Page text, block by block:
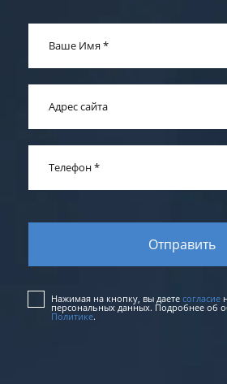
Ваше Имя *
Адрес сайта
Телефон*
Нажимая на кнопку, вы даете согласие
персональных данных. Подробнее об
Политике.